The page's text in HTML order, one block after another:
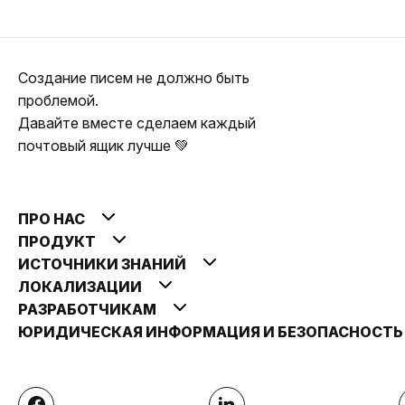
Создание писем не должно быть
проблемой.
Давайте вместе сделаем каждый
почтовый ящик лучше 💚
ПРО НАС
ПРОДУКТ
ИСТОЧНИКИ ЗНАНИЙ
ЛОКАЛИЗАЦИИ
РАЗРАБОТЧИКАМ
ЮРИДИЧЕСКАЯ ИНФОРМАЦИЯ И БЕЗОПАСНОСТЬ